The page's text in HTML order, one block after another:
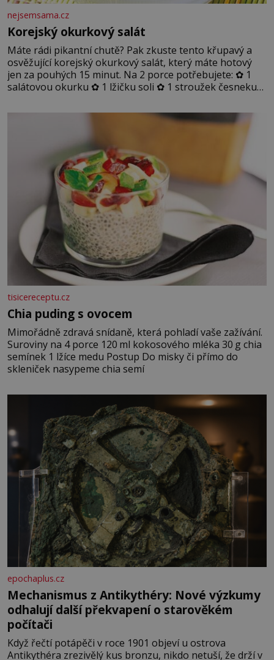
nejsemsama.cz
Korejský okurkový salát
Máte rádi pikantní chutě? Pak zkuste tento křupavý a
osvěžující korejský okurkový salát, který máte hotový
jen za pouhých 15 minut. Na 2 porce potřebujete: ✿ 1
salátovou okurku ✿ 1 lžičku soli ✿ 1 stroužek česneku
sezamového oleje ✿ 1 lžičku chilli ✿ 1 lžičku cukru ✿ 1
jarní cibulku ✿ 1 lžíci sezamových semínek
tisicereceptu.cz
Chia puding s ovocem
Mimořádně zdravá snídaně, která pohladí vaše zažívání.
Suroviny na 4 porce 120 ml kokosového mléka 30 g chia
semínek 1 lžíce medu Postup Do misky či přímo do
skleniček nasypeme chia semí
epochaplus.cz
Mechanismus z Antikythéry: Nové výzkumy
odhalují další překvapení o starověkém
počítači
Když řečtí potápěči v roce 1901 objeví u ostrova
Antikythéra zrezivělý kus bronzu, nikdo netuší, že drží v